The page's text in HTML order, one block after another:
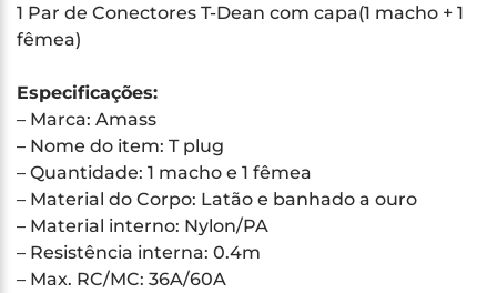
1 Par de Conectores T-Dean com capa(1 macho + 1
fêmea)
Especificações:
– Marca: Amass
– Nome do item: T plug
– Quantidade: 1 macho e 1 fêmea
– Material do Corpo: Latão e banhado a ouro
– Material interno: Nylon/PA
– Resistência interna: 0.4m
– Max. RC/MC: 36A/60A